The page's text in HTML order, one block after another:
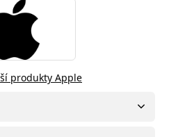
produkty Apple